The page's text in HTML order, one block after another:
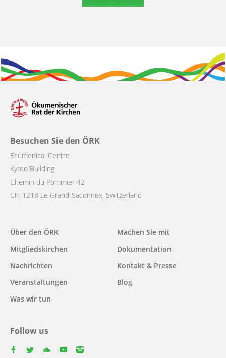
Besuchen Sie den ÖRK
Ecumenical Centre
Kyoto Building
Chemin du Pommier 42
CH-1218 Le Grand-Saconnex, Switzerland
Main
navigation
Über den ÖRK
Mitgliedskirchen
Nachrichten
Veranstaltungen
Was wir tun
Machen Sie mit
Dokumentation
Kontakt & Presse
Blog
Follow us